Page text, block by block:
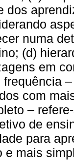
dos
numa
(d)
em
com
–
de
para
e mais